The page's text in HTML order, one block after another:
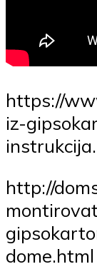
https://
iz-
http://
dome.html